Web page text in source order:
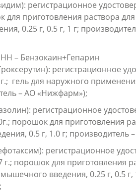
регистрационное
для приготовления раствора
0.25 г, 0.5 г, 1 г;
– Бензокаин+Гепарин
регистрационное
гель для наружного
– АО «Нижфарм»);
регистрационное
порошок для приготовления
0.5 г, 1.0 г;
регистрационное
г.; порошок для приготовления
введения, 0.25 г, 0.5 г,